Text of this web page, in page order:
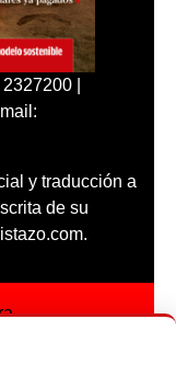
|
y traducción a
de su